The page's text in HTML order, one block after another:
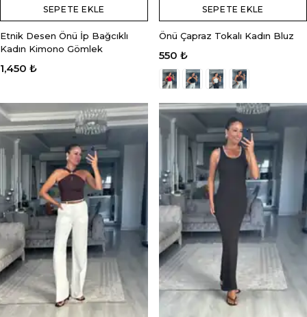
SEPETE EKLE
Etnik Desen Önü İp Bağcıklı
Kadın Kimono Gömlek
1,450 ₺
SEPETE EKLE
Önü Çapraz Tokalı Kadın Bluz
550 ₺